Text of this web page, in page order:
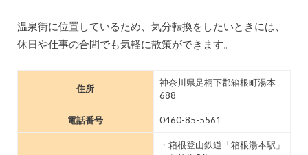
温泉街に位置しているため、気分転換をしたいときには、
休日や仕事の合間でも気軽に散策ができます。
住所
神奈川県足柄下郡箱根町湯本
688
電話番号 0460-85-5561
・箱根登山鉄道「箱根湯本駅」